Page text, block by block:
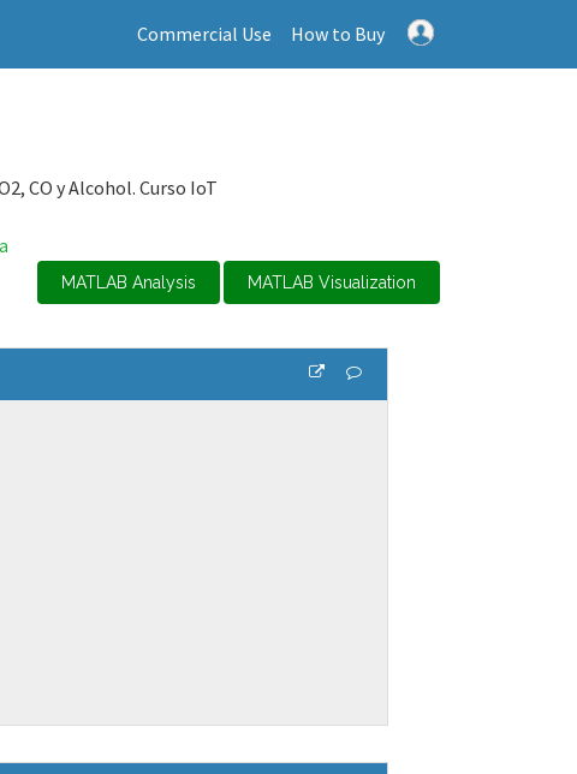
Commercial Use How to Buy
CO y Alcohol. Curso IoT
MATLAB Analysis MATLAB Visualization